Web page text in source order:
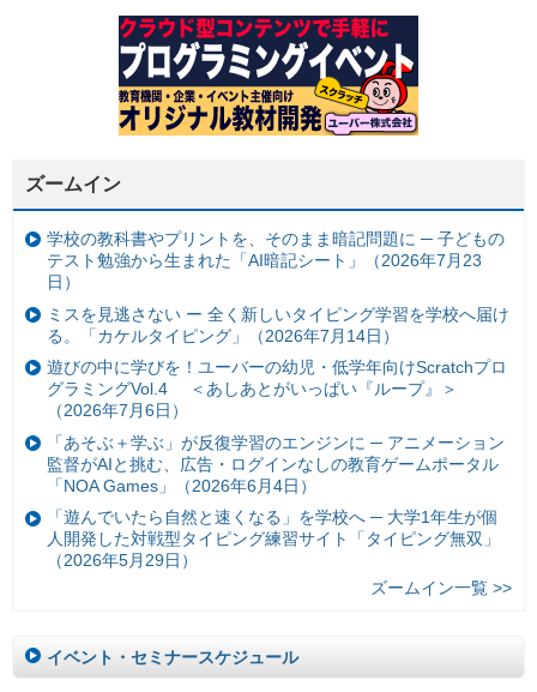
ズームイン
学校の教科書やプリントを、そのまま暗記問題に ─ 子どもの
テスト勉強から生まれた「AI暗記シート」（2026年7月23
日）
ミスを見逃さない ー 全く新しいタイピング学習を学校へ届け
る。「カケルタイピング」（2026年7月14日）
遊びの中に学びを！ユーバーの幼児・低学年向けScratchプロ
グラミングVol.4 ＜あしあとがいっぱい『ループ』＞
（2026年7月6日）
「あそぶ＋学ぶ」が反復学習のエンジンに ─ アニメーション
監督がAIと挑む、広告・ログインなしの教育ゲームポータル
「NOA Games」（2026年6月4日）
「遊んでいたら自然と速くなる」を学校へ ─ 大学1年生が個
人開発した対戦型タイピング練習サイト「タイピング無双」
（2026年5月29日）
ズームイン一覧 >>
イベント・セミナースケジュール